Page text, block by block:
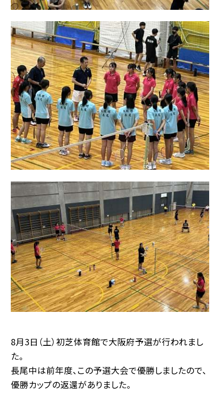
8月3日（土）初芝体育館で大阪府予選が行われまし
た。
長尾中は前年度、この予選大会で優勝しましたので、
優勝カップの返還がありました。